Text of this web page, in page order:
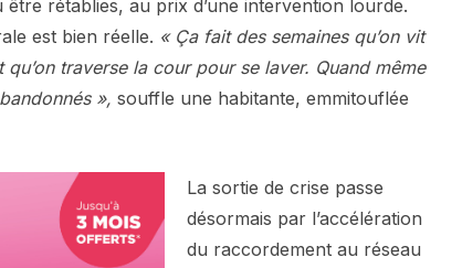
rétablies, au prix d’une intervention lourde.
est bien réelle. « Ça fait des semaines qu’on vit
traverse la cour pour se laver. Quand même
», souffle une habitante, emmitouflée
La sortie de crise passe
désormais par l’accélération
du raccordement au réseau